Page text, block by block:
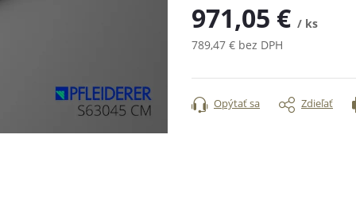
971,05 € / ks
789,47 € bez DPH
cena:
Opýtať sa Zdieľať